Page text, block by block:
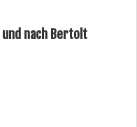
und nach Bertolt